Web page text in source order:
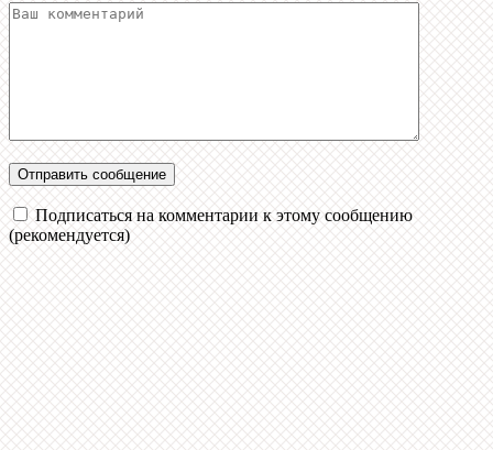
Подписаться на комментарии к этому сообщению
(рекомендуется)